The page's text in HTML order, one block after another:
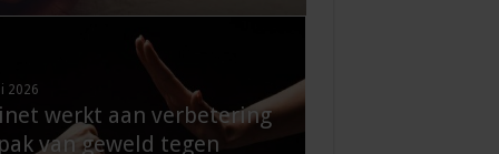
2026
werkt aan verbetering
van geweld tegen